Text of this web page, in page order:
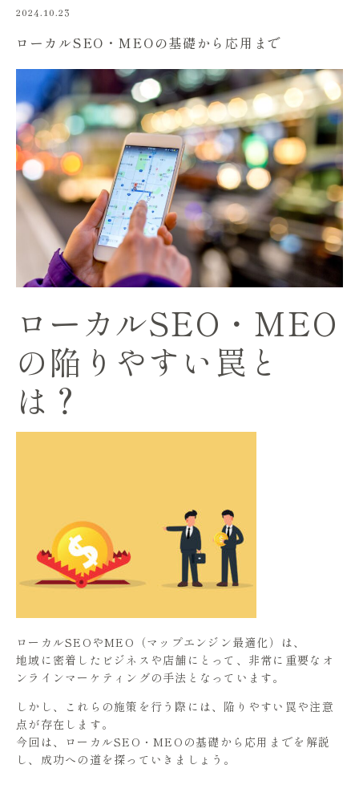
2024.10.23
ローカルSEO・MEOの基礎から応用まで
ローカルSEO・MEO
の陥りやすい罠と
は？
ローカルSEOやMEO（マップエンジン最適化）は、
地域に密着したビジネスや店舗にとって、非常に重要なオ
ンラインマーケティングの手法となっています。
しかし、これらの施策を行う際には、陥りやすい罠や注意
点が存在します。
今回は、ローカルSEO・MEOの基礎から応用までを解説
し、成功への道を探っていきましょう。